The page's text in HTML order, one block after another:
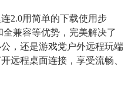
2.0用简单的下载使用步
兼容等优势，完美解决了
，还是游戏党户外远程玩端
远程桌面连接，享受流畅、